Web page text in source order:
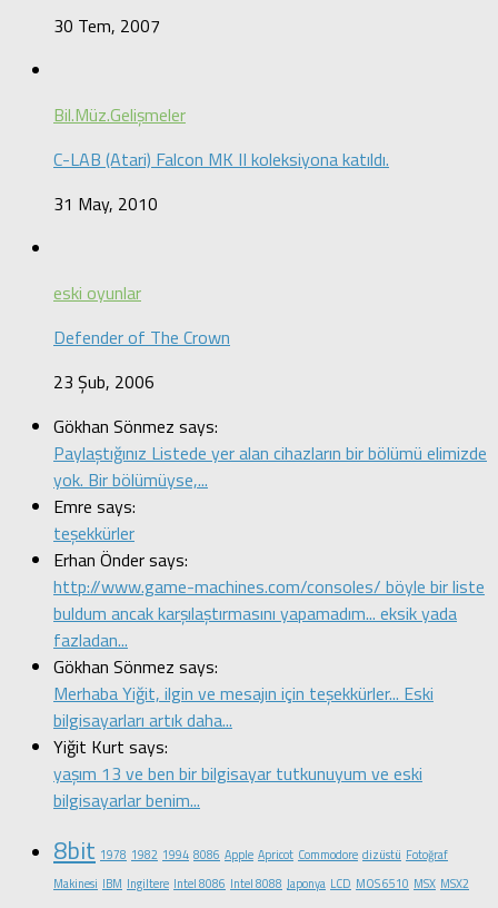
30 Tem, 2007
Bil.Müz.Gelişmeler
C-LAB (Atari) Falcon MK II koleksiyona katıldı.
31 May, 2010
eski oyunlar
Defender of The Crown
23 Şub, 2006
Gökhan Sönmez says:
Paylaştığınız Listede yer alan cihazların bir bölümü elimizde
yok. Bir bölümüyse,...
Emre says:
teşekkürler
Erhan Önder says:
http://www.game-machines.com/consoles/ böyle bir liste
buldum ancak karşılaştırmasını yapamadım... eksik yada
fazladan...
Gökhan Sönmez says:
Merhaba Yiğit, ilgin ve mesajın için teşekkürler... Eski
bilgisayarları artık daha...
Yiğit Kurt says:
yaşım 13 ve ben bir bilgisayar tutkunuyum ve eski
bilgisayarlar benim...
8bit 1978 1982 1994 8086 Apple Apricot Commodore dizüstü Fotoğraf
Makinesi IBM Ingiltere Intel 8086 Intel 8088 Japonya LCD MOS 6510 MSX MSX2